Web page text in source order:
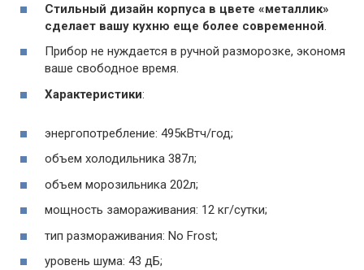
Стильный дизайн корпуса в цвете «металлик»
сделает вашу кухню еще более современной.
Прибор не нуждается в ручной разморозке, экономя
ваше свободное время.
Характеристики:
энергопотребление: 495кВтч/год;
объем холодильника 387л;
объем морозильника 202л;
мощность замораживания: 12 кг/сутки;
тип размораживания: No Frost;
уровень шума: 43 дБ;